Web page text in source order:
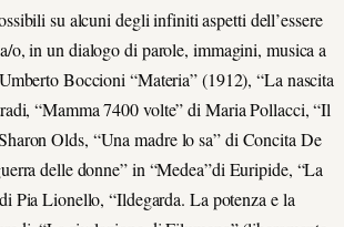
su alcuni degli infiniti aspetti dell’essere
o, in un dialogo di parole, immagini, musica a
Boccioni “Materia” (1912), “La nascita
“Mamma 7400 volte” di Maria Pollacci, “Il
Olds, “Una madre lo sa” di Concita De
delle donne” in “Medea”di Euripide, “La
Pia Lionello, “Ildegarda. La potenza e la